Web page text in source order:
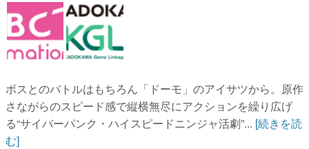
運営：株式会社マレ
ボスとのバトルはもちろん「ドーモ」のアイサツから。原作
さながらのスピード感で縦横無尽にアクションを繰り広げ
る“サイバーパンク・ハイスピードニンジャ活劇”... [続きを読
む]